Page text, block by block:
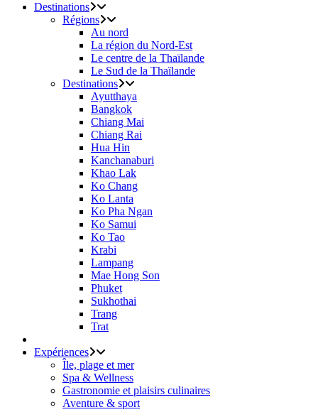
Destinations
Régions
Au nord
La région du Nord-Est
Le centre de la Thaïlande
Le Sud de la Thaïlande
Destinations
Ayutthaya
Bangkok
Chiang Mai
Chiang Rai
Hua Hin
Kanchanaburi
Khao Lak
Ko Chang
Ko Lanta
Ko Pha Ngan
Ko Samui
Ko Tao
Krabi
Lampang
Mae Hong Son
Phuket
Sukhothai
Trang
Trat
Expériences
Île, plage et mer
Spa & Wellness
Gastronomie et plaisirs culinaires
Aventure & sport